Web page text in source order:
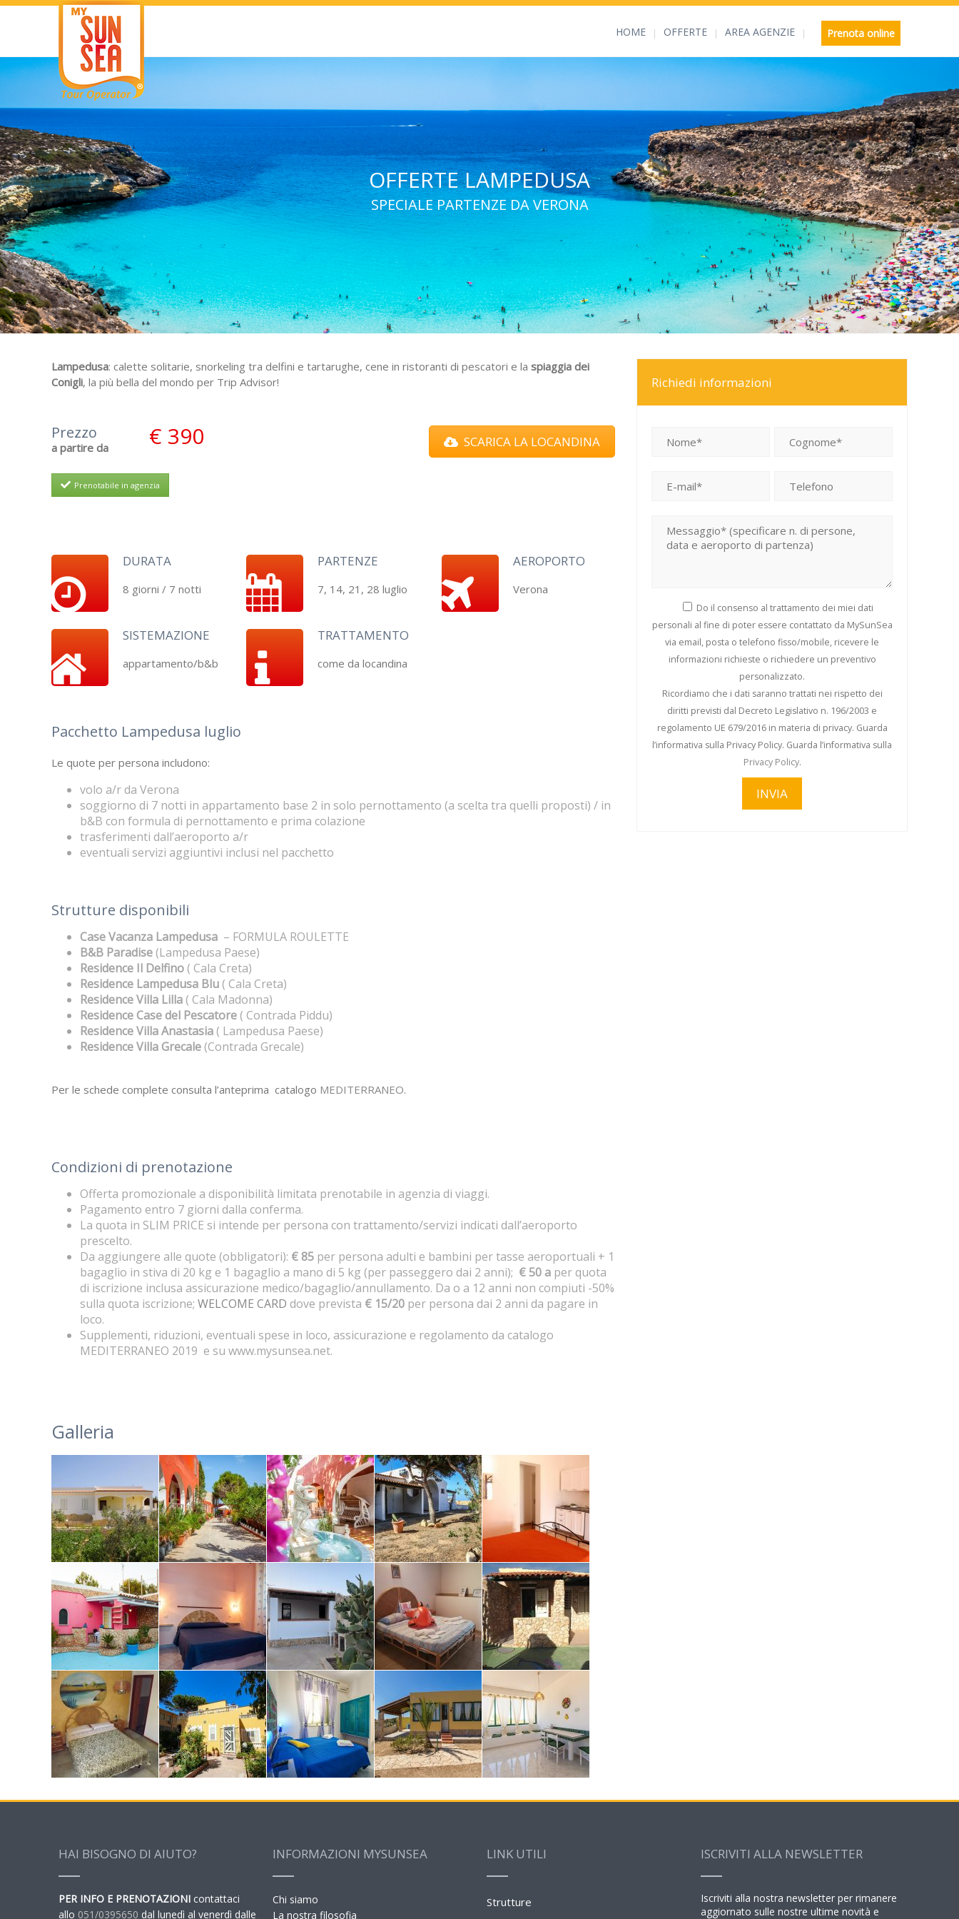
HOME OFFERTE AREA AGENZIE Prenota online
Lefkada
OFFERTE LAMPEDUSA
SPECIALE PARTENZE DA VERONA
Lampedusa: calette solitarie, snorkeling tra delfini e tartarughe, cene in ristoranti di pescatori e la spiaggia dei
Conigli, la più bella del mondo per Trip Advisor!
Prezzo
a partire da € 390 SCARICA LA LOCANDINA
Prenotabile in agenzia
DURATA
8 giorni / 7 notti
SISTEMAZIONE
appartamento/b&b
PARTENZE
7, 14, 21, 28 luglio
TRATTAMENTO
come da locandina
AEROPORTO
Verona
Pacchetto Lampedusa luglio
Le quote per persona includono:
volo a/r da Verona
soggiorno di 7 notti in appartamento base 2 in solo pernottamento (a scelta tra quelli proposti) / in
b&B con formula di pernottamento e prima colazione
trasferimenti dall’aeroporto a/r
eventuali servizi aggiuntivi inclusi nel pacchetto
Strutture disponibili
Case Vacanza Lampedusa – FORMULA ROULETTE
B&B Paradise (Lampedusa Paese)
Residence Il Delfino ( Cala Creta)
Residence Lampedusa Blu ( Cala Creta)
Residence Villa Lilla ( Cala Madonna)
Residence Case del Pescatore ( Contrada Piddu)
Residence Villa Anastasia ( Lampedusa Paese)
Residence Villa Grecale (Contrada Grecale)
Per le schede complete consulta l’anteprima catalogo MEDITERRANEO.
Condizioni di prenotazione
Offerta promozionale a disponibilità limitata prenotabile in agenzia di viaggi.
Pagamento entro 7 giorni dalla conferma.
La quota in SLIM PRICE si intende per persona con trattamento/servizi indicati dall’aeroporto
prescelto.
Da aggiungere alle quote (obbligatori): € 85 per persona adulti e bambini per tasse aeroportuali + 1
bagaglio in stiva di 20 kg e 1 bagaglio a mano di 5 kg (per passeggero dai 2 anni); € 50 a per quota
di iscrizione inclusa assicurazione medico/bagaglio/annullamento. Da o a 12 anni non compiuti -50%
sulla quota iscrizione; WELCOME CARD dove prevista € 15/20 per persona dai 2 anni da pagare in
loco.
Supplementi, riduzioni, eventuali spese in loco, assicurazione e regolamento da catalogo
MEDITERRANEO 2019 e su www.mysunsea.net.
Galleria
Richiedi informazioni
Si prega di lasciare vuoto questo campo.
Do il consenso al trattamento dei miei dati
personali al fine di poter essere contattato da MySunSea
via email, posta o telefono fisso/mobile, ricevere le
informazioni richieste o richiedere un preventivo
personalizzato.
Ricordiamo che i dati saranno trattati nei rispetto dei
diritti previsti dal Decreto Legislativo n. 196/2003 e
regolamento UE 679/2016 in materia di privacy. Guarda
l’informativa sulla Privacy Policy. Guarda l’informativa sulla
Privacy Policy.
HAI BISOGNO DI AIUTO?
PER INFO E PRENOTAZIONI contattaci
allo 051/0395650 dal lunedì al venerdì dalle
INFORMAZIONI MYSUNSEA
Chi siamo
La nostra filosofia
LINK UTILI
Strutture
ISCRIVITI ALLA NEWSLETTER
Iscriviti alla nostra newsletter per rimanere
aggiornato sulle nostre ultime novità e